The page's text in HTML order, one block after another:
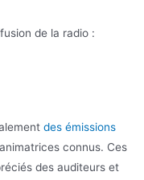
de la radio :
des émissions
connus. Ces
des auditeurs et